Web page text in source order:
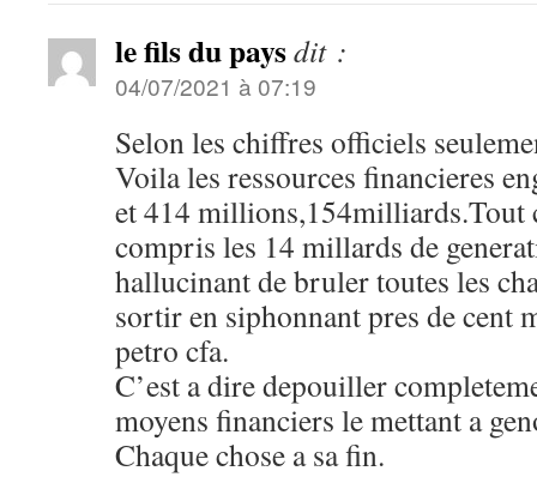
le fils du paysdit :
04/07/2021 à 07:19
Selon les chiffres officiels
Voila les ressources financieres
et 414 millions,154milliards.Tout
compris les 14 millards de
hallucinant de bruler toutes les
sortir en siphonnant pres de cent
petro cfa.
C’est a dire depouiller
moyens financiers le mettant a
Chaque chose a sa fin.